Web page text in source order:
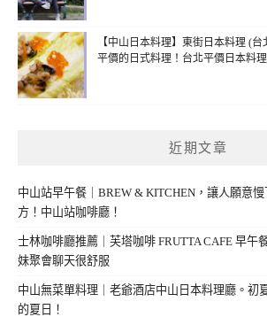
【中山日本料理】東街日本料理 (
平價的日式料理！台北平價日本料
近期文章
中山站早午餐｜BREW & KITCHEN，讓人願意
方！中山站咖啡廳！
士林咖啡廳推薦｜芙塔咖啡 FRUTTA CAFE 早午
妹聚會聊天很舒服
中山無菜單料理｜老爺酒店中山日本料理廳。初
的夏日！